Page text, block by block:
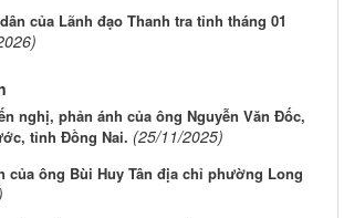
của Lãnh đạo Thanh tra tỉnh tháng 01
nghị, phản ánh của ông Nguyễn Văn Đốc,
tỉnh Đồng Nai. (25/11/2025)
của ông Bùi Huy Tân địa chỉ phường Long